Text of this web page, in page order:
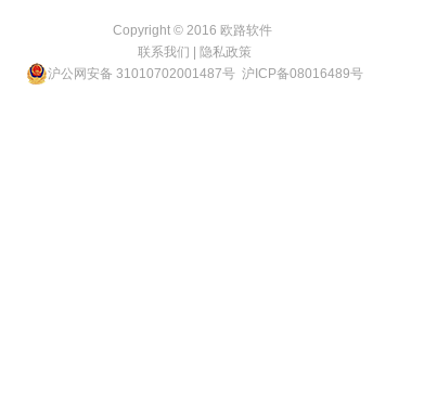
Copyright © 2016 欧路软件
联系我们
隐私政策
沪公网安备 31010702001487号 沪ICP备08016489号